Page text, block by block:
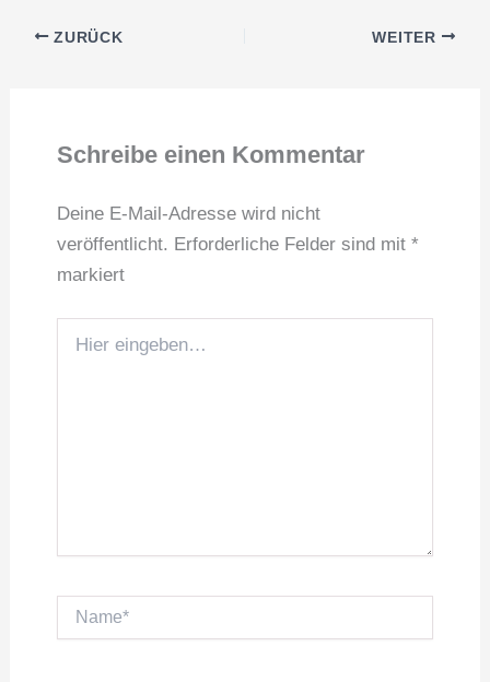
ZURÜCK WEITER
Schreibe einen Kommentar
Deine E-Mail-Adresse wird nicht
veröffentlicht. Erforderliche Felder sind mit *
markiert
eingeben…